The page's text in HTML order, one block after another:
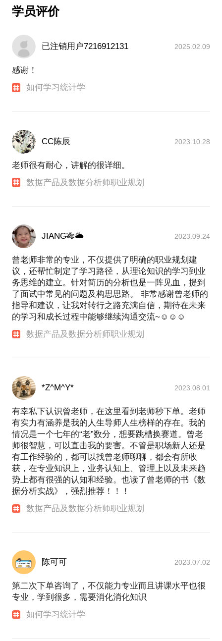
学员评价
已注销用户7216912131 2025.02.09
感谢！
如何学习统计学
CC陈辰 2023.10.28
老师很有耐心，讲解的很详细。
数据产品及数据分析师职业规划
JIANG🎋🌥 2023.09.24
曾老师非常的专业，不仅提供了明确的职业规划建
议，还帮忙制定了学习路径，从理论知识的学习到业
务思维的建立。针对简历的分析也是一阵见血，提到
了面试中常见的问题及构思思路。 非常感谢曾老师的
指导和建议，让我对转行之路充满自信，期待在未来
的学习和成长过程中能够继续沟通交流~☺️☺️☺️
数据产品及数据分析师职业规划
*Z^M^Y* 2023.08.01
有幸私下认识曾老师，在这里看到老师秒下单。老师
有实力有涵养是我的人生导师人生榜样的存在。我的
情况是一个七年的“老”数分，想要跳槽换赛道。曾老
师很智慧，可以直击我的要害。不管是职场新人还是
有工作经验的，都可以找曾老师聊聊，都会有所收
获，在专业知识上，业务认知上、管理上以及未来趋
势上都有很强的认知和经验。也读了曾老师的书《数
据分析实战》，强烈推荐！！！
数据产品及数据分析师职业规划
陈可可 2023.07.02
第二次下单咨询了，不仅能力专业而且讲课水平也很
专业，学到很多，需要消化消化知识
如何学习统计学